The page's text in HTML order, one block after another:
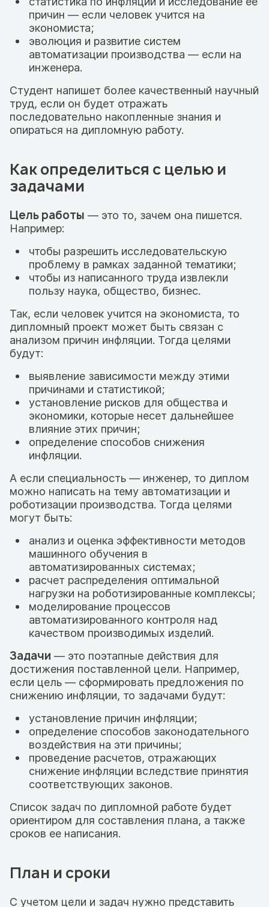
причин — если человек учится на
экономиста;
эволюция и развитие систем
автоматизации производства — если на
инженера.
Студент напишет более качественный научный
труд, если он будет отражать
последовательно накопленные знания и
опираться на дипломную работу.
Как определиться с целью и
задачами
Цель работы — это то, зачем она пишется.
Например:
чтобы разрешить исследовательскую
проблему в рамках заданной тематики;
чтобы из написанного труда извлекли
пользу наука, общество, бизнес.
Так, если человек учится на экономиста, то
дипломный проект может быть связан с
анализом причин инфляции. Тогда целями
будут:
выявление зависимости между этими
причинами и статистикой;
установление рисков для общества и
экономики, которые несет дальнейшее
влияние этих причин;
определение способов снижения
инфляции.
А если специальность — инженер, то диплом
можно написать на тему автоматизации и
роботизации производства. Тогда целями
могут быть:
анализ и оценка эффективности методов
машинного обучения в
автоматизированных системах;
расчет распределения оптимальной
нагрузки на роботизированные комплексы;
моделирование процессов
автоматизированного контроля над
качеством производимых изделий.
Задачи — это поэтапные действия для
достижения поставленной цели. Например,
если цель — сформировать предложения по
снижению инфляции, то задачами будут:
установление причин инфляции;
определение способов законодательного
воздействия на эти причины;
проведение расчетов, отражающих
снижение инфляции вследствие принятия
соответствующих законов.
Список задач по дипломной работе будет
ориентиром для составления плана, а также
сроков ее написания.
План и сроки
С учетом цели и задач нужно представить